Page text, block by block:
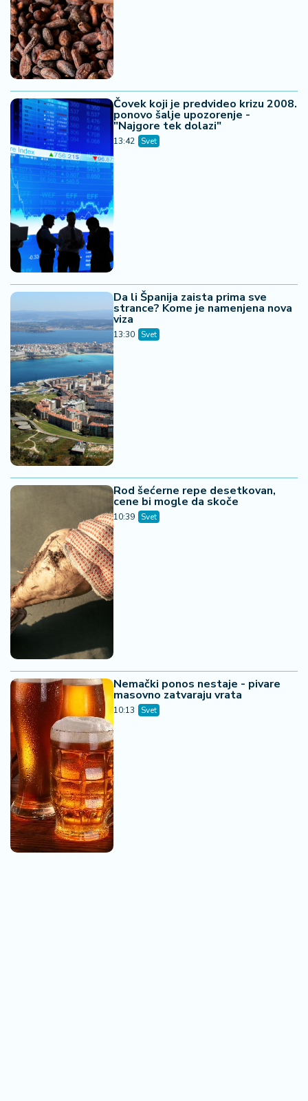
Čovek koji je predvideo krizu 2008.
ponovo šalje upozorenje -
"Najgore tek dolazi"
13:42 Svet
Da li Španija zaista prima sve
strance? Kome je namenjena nova
viza
13:30 Svet
Rod šećerne repe desetkovan,
cene bi mogle da skoče
10:39 Svet
Nemački ponos nestaje - pivare
masovno zatvaraju vrata
10:13 Svet